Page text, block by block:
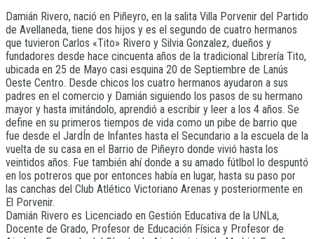
Damián Rivero, nació en Piñeyro, en la salita Villa Porvenir del Partido
de Avellaneda, tiene dos hijos y es el segundo de cuatro hermanos
que tuvieron Carlos «Tito» Rivero y Silvia Gonzalez, dueños y
fundadores desde hace cincuenta años de la tradicional Librería Tito,
ubicada en 25 de Mayo casi esquina 20 de Septiembre de Lanús
Oeste Centro. Desde chicos los cuatro hermanos ayudaron a sus
padres en el comercio y Damián siguiendo los pasos de su hermano
mayor y hasta imitándolo, aprendió a escribir y leer a los 4 años. Se
define en su primeros tiempos de vida como un pibe de barrio que
fue desde el JardÍn de Infantes hasta el Secundario a la escuela de la
vuelta de su casa en el Barrio de Piñeyro donde vivió hasta los
veintidos años. Fue también ahí donde a su amado fútlbol lo despuntó
en los potreros que por entonces había en lugar, hasta su paso por
las canchas del Club Atlético Victoriano Arenas y posteriormente en
El Porvenir.
Damián Rivero es Licenciado en Gestión Educativa de la UNLa,
Docente de Grado, Profesor de Educación Física y Profesor de